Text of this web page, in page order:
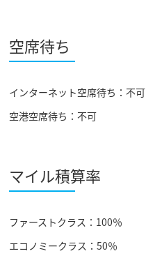
空席待ち
インターネット空席待ち：不可
空港空席待ち：不可
マイル積算率
ファーストクラス：100％
エコノミークラス：50％